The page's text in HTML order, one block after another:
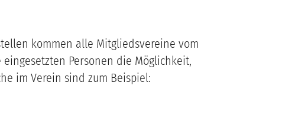
kommen alle Mitgliedsvereine vom
Personen die Möglichkeit,
im Verein sind zum Beispiel: